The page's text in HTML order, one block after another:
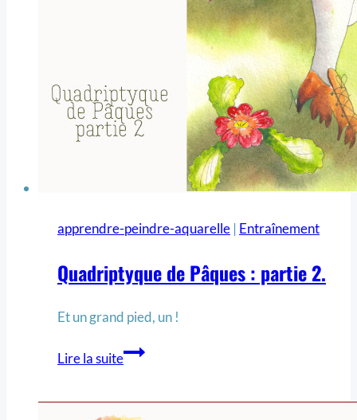
apprendre-peindre-aquarelle | Entraînement
Quadriptyque de Pâques : partie 2.
Et un grand pied, un !
Lire la suite